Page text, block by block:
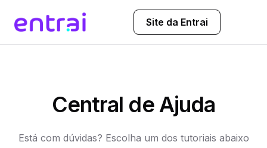
Site da Entrai
Central de Ajuda
Está com dúvidas? Escolha um dos tutoriais abaixo